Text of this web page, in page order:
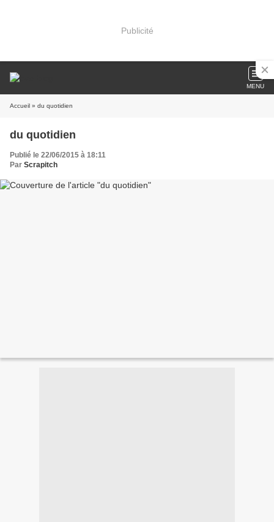
Publicité
MENU
Accueil » du quotidien
du quotidien
Publié le 22/06/2015 à 18:11
Par Scrapitch